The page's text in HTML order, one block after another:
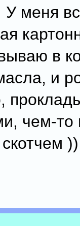
У меня
в
и
чем-то
))